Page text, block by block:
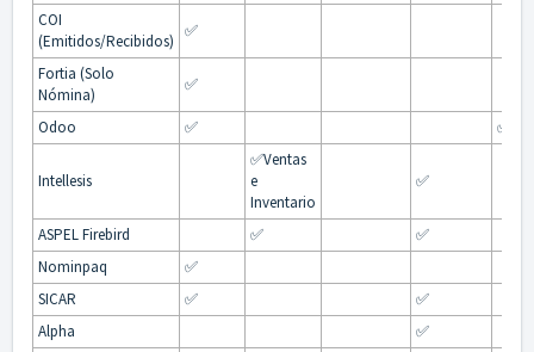
COI
(Emitidos/Recibidos)
✅
Fortia (Solo
Nómina)
✅
Odoo ✅ ✅
Intellesis
✅Ventas
e
Inventario
✅
ASPEL Firebird ✅
✅
Nominpaq
✅
SICAR
✅
✅
Alpha
✅